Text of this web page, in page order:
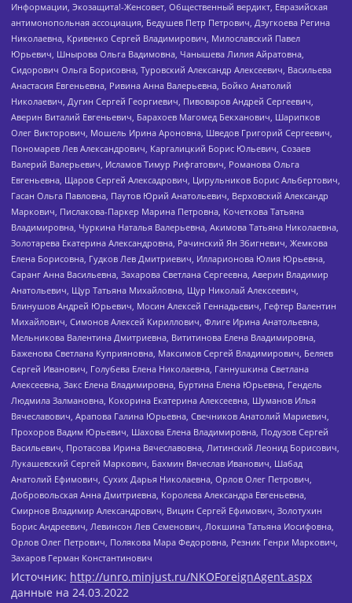
Информации, Экозащита!-Женсовет, Общественный вердикт, Евразийская
антимонопольная ассоциация, Бедушев Петр Петрович, Дзугкоева Регина
Николаевна, Кривенко Сергей Владимирович, Милославский Павел
Юрьевич, Шнырова Ольга Вадимовна, Чанышева Лилия Айратовна,
Сидорович Ольга Борисовна, Туровский Александр Алексеевич, Васильева
Анастасия Евгеньевна, Ривина Анна Валерьевна, Бойко Анатолий
Николаевич, Дугин Сергей Георгиевич, Пивоваров Андрей Сергеевич,
Аверин Виталий Евгеньевич, Барахоев Магомед Бекханович, Шарипков
Олег Викторович, Мошель Ирина Ароновна, Шведов Григорий Сергеевич,
Пономарев Лев Александрович, Каргалицкий Борис Юльевич, Созаев
Валерий Валерьевич, Исламов Тимур Рифгатович, Романова Ольга
Евгеньевна, Щаров Сергей Алексадрович, Цирульников Борис Альбертович,
Гасан Ольга Павловна, Паутов Юрий Анатольевич, Верховский Александр
Маркович, Пислакова-Паркер Марина Петровна, Кочеткова Татьяна
Владимировна, Чуркина Наталья Валерьевна, Акимова Татьяна Николаевна,
Золотарева Екатерина Александровна, Рачинский Ян Збигневич, Жемкова
Елена Борисовна, Гудков Лев Дмитриевич, Илларионова Юлия Юрьевна,
Саранг Анна Васильевна, Захарова Светлана Сергеевна, Аверин Владимир
Анатольевич, Щур Татьяна Михайловна, Щур Николай Алексеевич,
Блинушов Андрей Юрьевич, Мосин Алексей Геннадьевич, Гефтер Валентин
Михайлович, Симонов Алексей Кириллович, Флиге Ирина Анатольевна,
Мельникова Валентина Дмитриевна, Вититинова Елена Владимировна,
Баженова Светлана Куприяновна, Максимов Сергей Владимирович, Беляев
Сергей Иванович, Голубева Елена Николаевна, Ганнушкина Светлана
Алексеевна, Закс Елена Владимировна, Буртина Елена Юрьевна, Гендель
Людмила Залмановна, Кокорина Екатерина Алексеевна, Шуманов Илья
Вячеславович, Арапова Галина Юрьевна, Свечников Анатолий Мариевич,
Прохоров Вадим Юрьевич, Шахова Елена Владимировна, Подузов Сергей
Васильевич, Протасова Ирина Вячеславовна, Литинский Леонид Борисович,
Лукашевский Сергей Маркович, Бахмин Вячеслав Иванович, Шабад
Анатолий Ефимович, Сухих Дарья Николаевна, Орлов Олег Петрович,
Добровольская Анна Дмитриевна, Королева Александра Евгеньевна,
Смирнов Владимир Александрович, Вицин Сергей Ефимович, Золотухин
Борис Андреевич, Левинсон Лев Семенович, Локшина Татьяна Иосифовна,
Орлов Олег Петрович, Полякова Мара Федоровна, Резник Генри Маркович,
Захаров Герман Константинович
Источник: http://unro.minjust.ru/NKOForeignAgent.aspx
данные на 24.03.2022